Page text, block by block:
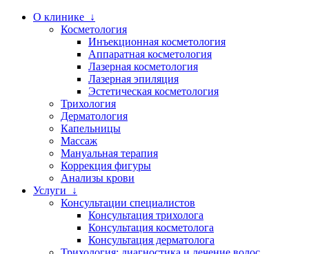
О клинике ↓
Косметология
Инъекционная косметология
Аппаратная косметология
Лазерная косметология
Лазерная эпиляция
Эстетическая косметология
Трихология
Дерматология
Капельницы
Массаж
Мануальная терапия
Коррекция фигуры
Анализы крови
Услуги ↓
Консультации специалистов
Консультация трихолога
Консультация косметолога
Консультация дерматолога